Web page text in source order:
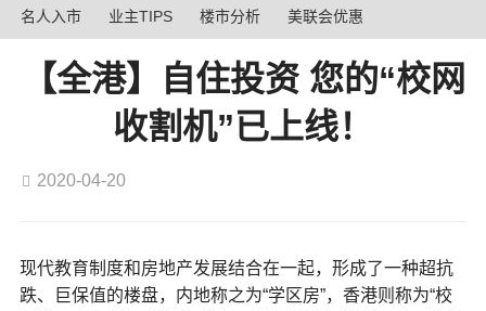
名人入市 业主TIPS 楼市分析 美联会优惠
【全港】自住投资 您的“校网
收割机”已上线！
2020-04-20
现代教育制度和房地产发展结合在一起，形成了一种超抗
跌、巨保值的楼盘，内地称之为“学区房”，香港则称为“校